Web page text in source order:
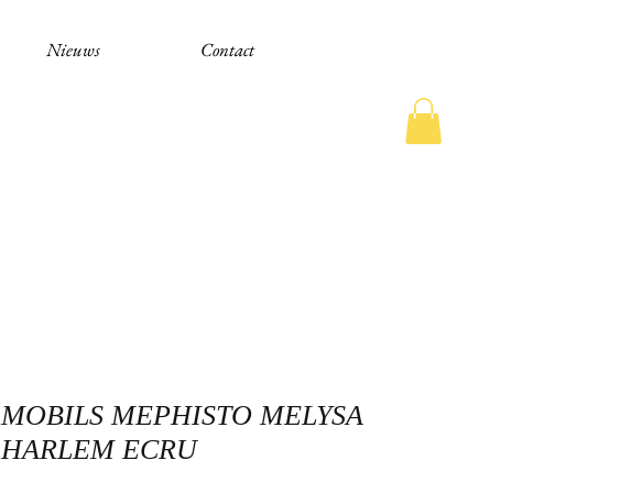
Nieuws Contact
MOBILS MEPHISTO MELYSA
HARLEM ECRU